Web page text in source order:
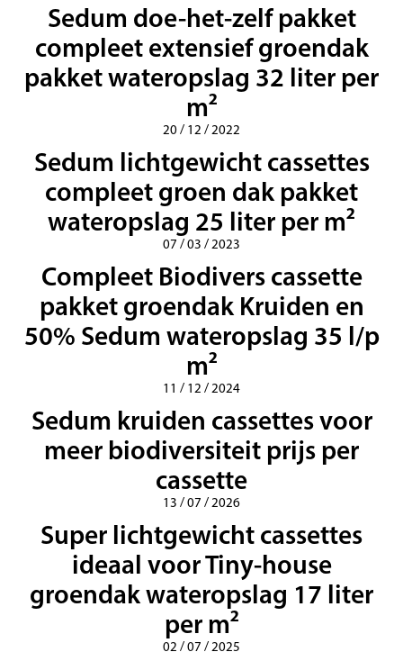
Sedum doe-het-zelf pakket
compleet extensief groendak
pakket wateropslag 32 liter per
m²
20 / 12 / 2022
Sedum lichtgewicht cassettes
compleet groen dak pakket
wateropslag 25 liter per m²
07 / 03 / 2023
Compleet Biodivers cassette
pakket groendak Kruiden en
50% Sedum wateropslag 35 l/p
m²
11 / 12 / 2024
Sedum kruiden cassettes voor
meer biodiversiteit prijs per
cassette
13 / 07 / 2026
Super lichtgewicht cassettes
ideaal voor Tiny-house
groendak wateropslag 17 liter
per m²
02 / 07 / 2025